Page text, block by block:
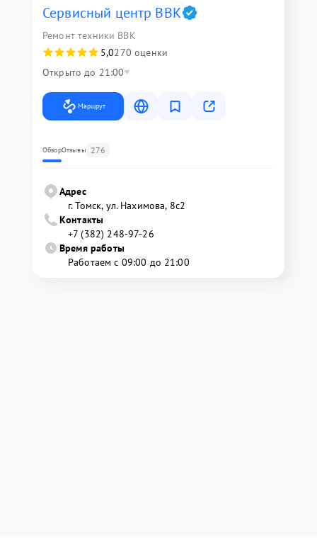
Сервисный центр BBK
Ремонт техники BBK
5,0270 оценки
Открыто до 21:00
Маршрут
ОбзорОтзывы 276
Адрес
г. Томск, ул. Нахимова, 8с2
Контакты
+7 (382) 248-97-26
Время работы
Работаем с 09:00 до 21:00